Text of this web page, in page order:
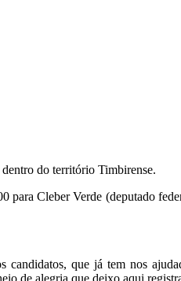
do território Timbirense.
para Cleber Verde (deputado
candidatos, que já tem nos
de alegria que deixo aqui